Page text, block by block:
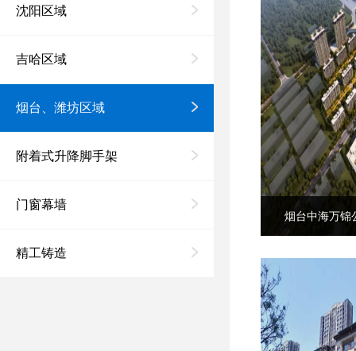
沈阳区域
吉哈区域
烟台、潍坊区域
附着式升降脚手架
门窗幕墙
精工铸造
烟台中海万锦